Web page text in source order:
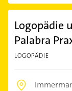
Logopädie
Palabra
LOGOPÄDIE